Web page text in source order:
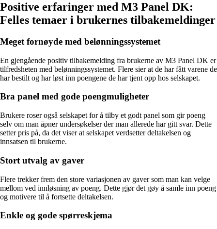
Positive erfaringer med M3 Panel DK:
Felles temaer i brukernes tilbakemeldinger
Meget fornøyde med belønningssystemet
En gjengående positiv tilbakemelding fra brukerne av M3 Panel DK er
tilfredsheten med belønningssystemet. Flere sier at de har fått varene de
har bestilt og har løst inn poengene de har tjent opp hos selskapet.
Bra panel med gode poengmuligheter
Brukere roser også selskapet for å tilby et godt panel som gir poeng
selv om man åpner undersøkelser der man allerede har gitt svar. Dette
setter pris på, da det viser at selskapet verdsetter deltakelsen og
innsatsen til brukerne.
Stort utvalg av gaver
Flere trekker frem den store variasjonen av gaver som man kan velge
mellom ved innløsning av poeng. Dette gjør det gøy å samle inn poeng
og motivere til å fortsette deltakelsen.
Enkle og gode spørreskjema